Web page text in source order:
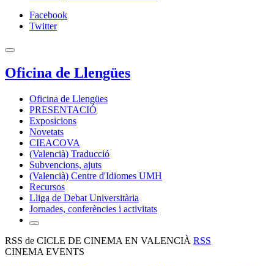
Facebook
Twitter
Oficina de Llengües
Oficina de Llengües
PRESENTACIÓ
Exposicions
Novetats
CIEACOVA
(Valencià) Traducció
Subvencions, ajuts
(Valencià) Centre d'Idiomes UMH
Recursos
Lliga de Debat Universitària
Jornades, conferències i activitats
RSS de CICLE DE CINEMA EN VALENCIÀ RSS
CINEMA EVENTS